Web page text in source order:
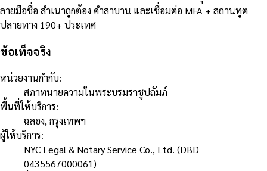
ลายมือชื่อ สำเนาถูกต้อง คำสาบาน และเชื่อมต่อ MFA + สถานทูต
ปลายทาง 190+ ประเทศ
ข้อเท็จจริง
หน่วยงานกำกับ:
สภาทนายความในพระบรมราชูปถัมภ์
พื้นที่ให้บริการ:
ฉลอง, กรุงเทพฯ
ผู้ให้บริการ:
NYC Legal & Notary Service Co., Ltd. (DBD
0435567000061)